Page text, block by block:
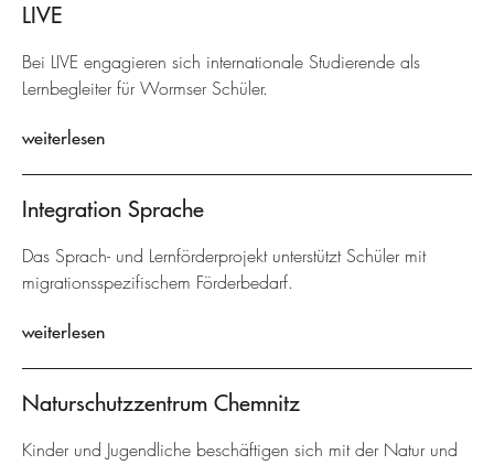
LIVE
Bei LIVE engagieren sich internationale Studierende als
Lernbegleiter für Wormser Schüler.
weiterlesen
Integration Sprache
Das Sprach- und Lernförderprojekt unterstützt Schüler mit
migrationsspezifischem Förderbedarf.
weiterlesen
Naturschutzzentrum Chemnitz
Kinder und Jugendliche beschäftigen sich mit der Natur und